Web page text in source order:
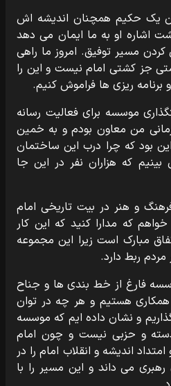
یک حکیم همچنان اندیشه اش
اشاره او به ما ایمان می دهد
مسیر توفیق. امروز ما راهی
جز کشتی امام نیست و این را
ریزی ها فراموش کنیم.
موسسه برای فعالیت رسانه
من معاون بودم و به خمین
بود که چرا درب این ساختمان
بینیم که هزاران نفر در این جا
و هنر در بیت تاریخی امام
که مدارا کنید که این کار
مبارک است زیرا این مجموعه
ربط دارد.
فارغ از خط بندی ها و جناح
هستیم و هر چه در توان
و نشان داده ایم که موسسه
و حزبی نیست و چون امام
اندیشه و انقلاب امام را در
می داند و این مسیر را با